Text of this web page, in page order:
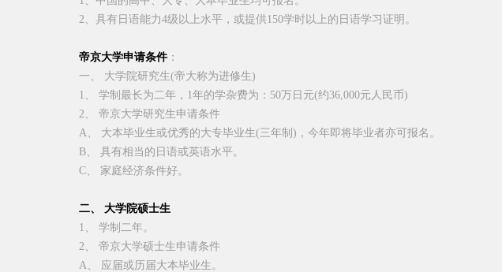
2 、具有日语能力4级以上水平，或提供150学时以上的日语学习证明。
帝京大学申请条件 ：
一、 大学院研究生(帝大称为进修生)
1 、 学制最长为二年， 1年的学杂费为： 50万日元(约36,000元人民币)
2 、 帝京大学研究生申请条件
A、 大本毕业生或优秀的大专毕业生(三年制 ) ，今年即将毕业者亦可报名。
B、 具有相当的日语或英语水平。
C、 家庭经济条件好。
二、 大学院硕士生
1 、 学制二年。
2 、 帝京大学硕士生申请条件
A、 应届或历届大本毕业生。